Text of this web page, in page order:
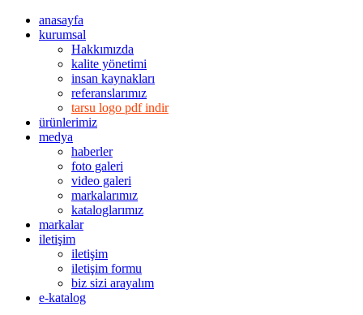
anasayfa
kurumsal
Hakkımızda
kalite yönetimi
insan kaynakları
referanslarımız
tarsu logo pdf indir
ürünlerimiz
medya
haberler
foto galeri
video galeri
markalarımız
kataloglarımız
markalar
iletişim
iletişim
iletişim formu
biz sizi arayalım
e-katalog